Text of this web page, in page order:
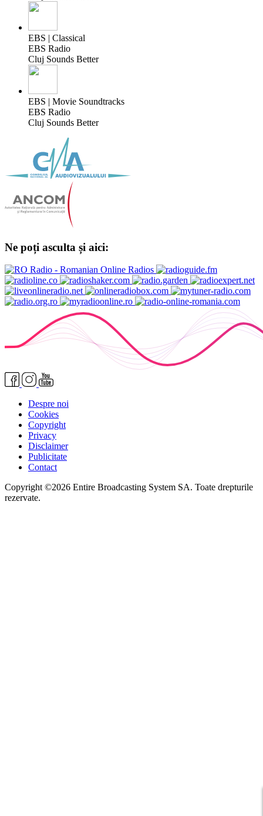
EBS | Classical
EBS Radio
Cluj Sounds Better
EBS | Movie Soundtracks
EBS Radio
Cluj Sounds Better
Ne poți asculta și aici:
Despre noi
Cookies
Copyright
Privacy
Disclaimer
Publicitate
Contact
Copyright ©2026 Entire Broadcasting System SA. Toate drepturile
rezervate.